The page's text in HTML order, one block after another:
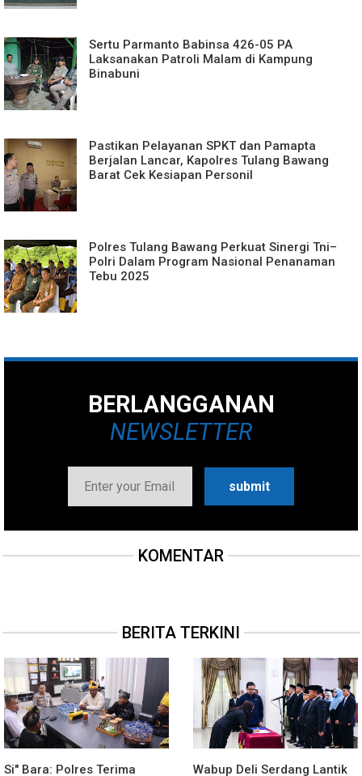
Sertu Parmanto Babinsa 426-05 PA
Laksanakan Patroli Malam di Kampung
Binabuni
Pastikan Pelayanan SPKT dan Pamapta
Berjalan Lancar, Kapolres Tulang Bawang
Barat Cek Kesiapan Personil
Polres Tulang Bawang Perkuat Sinergi Tni–
Polri Dalam Program Nasional Penanaman
Tebu 2025
BERLANGGANAN
NEWSLETTER
KOMENTAR
BERITA TERKINI
Si" Bara: Polres Terima Wabup Deli Serdang Lantik